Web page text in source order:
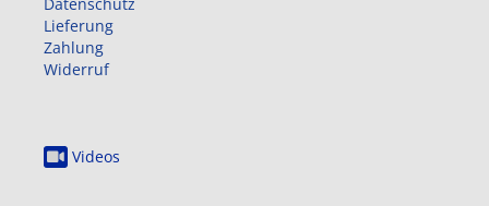
Datenschutz
Lieferung
Zahlung
Widerruf
Videos